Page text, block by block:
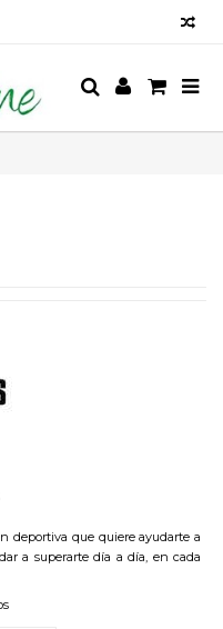
deportiva que quiere ayudarte a
a superarte día a día, en cada